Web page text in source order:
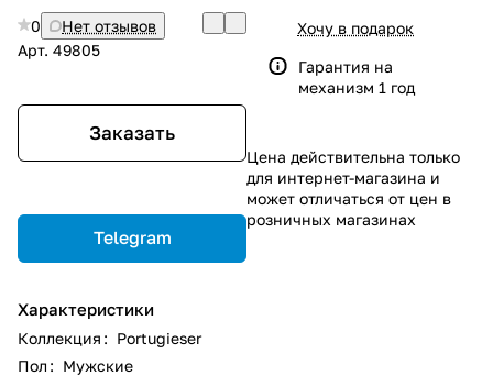
0
Нет отзывов
Арт. 49805
Заказать
Telegram
Характеристики
Коллекция : Portugieser
Пол : Мужские
Хочу в подарок
Гарантия на
механизм 1 год
Цена действительна только
для интернет-магазина и
может отличаться от цен в
розничных магазинах